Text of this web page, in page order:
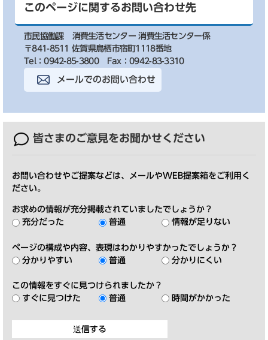
このページに関するお問い合わせ先
市民協働課
消費生活センター 消費生活センター係
〒841-8511 佐賀県鳥栖市宿町1118番地
Tel：0942-85-3800
Fax：0942-83-3310
メールでのお問い合わせ
皆さまのご意見をお聞かせください
お問い合わせやご提案などは、メールやWEB提案箱をご利用く
ださい。
お求めの情報が充分掲載されていましたでしょうか？
充分だった
普通 情報が足りない
ページの構成や内容、表現はわかりやすかったでしょうか？
分かりやすい
普通 分かりにくい
この情報をすぐに見つけられましたか？
すぐに見つけた
普通 時間がかかった